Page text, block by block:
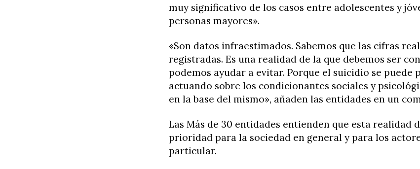
muy significativo de los casos entre adolescentes y
personas mayores».
«Son datos infraestimados. Sabemos que las cifras
registradas. Es una realidad de la que debemos ser
podemos ayudar a evitar. Porque el suicidio se puede
actuando sobre los condicionantes sociales y
en la base del mismo», añaden las entidades en un
Las Más de 30 entidades entienden que esta realidad
prioridad para la sociedad en general y para los
particular.